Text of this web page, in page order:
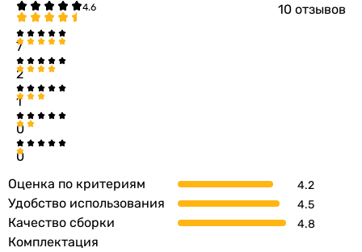
10 отзывов
7
2
1
0
0
Оценка по критериям
Удобство использования
Качество сборки
Комплектация